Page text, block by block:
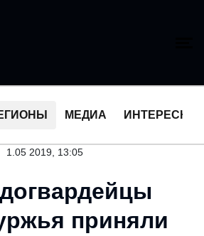
МЕДИА ИНТЕРЕСНОЕ
1.05 2019, 13:05
приняли